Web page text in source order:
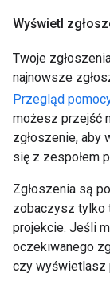
Wyświetl
Twoje
najnowsze
Przegląd
możesz przejść
zgłoszenie, aby
się z zespołem
Zgłoszenia są
zobaczysz tylko
projekcie. Jeśli
oczekiwanego
czy wyświetlasz